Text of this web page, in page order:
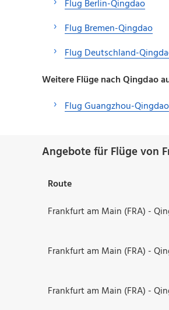
Flug Berlin-Qingdao
Flug Bremen-Qingdao
Flug Deutschland-
Weitere Flüge nach Qingdao
Flug Guangzhou-Qingdao
Angebote für Flüge von
Route
Frankfurt am Main (FRA) -
Frankfurt am Main (FRA) -
Frankfurt am Main (FRA) -